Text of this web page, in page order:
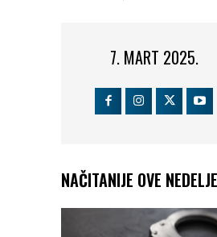
7. MART 2025.
NAČITANIJE OVE NEDELJE